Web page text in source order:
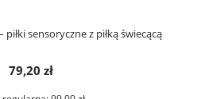
piłki sensoryczne z piłką świecącą
79,20 zł